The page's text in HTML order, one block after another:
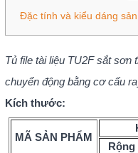
Đặc tính và kiểu dáng
Tủ file tài liệu TU2F sắt sơn
chuyển động bằng cơ cấu
Kích thước:
MÃ SẢN PHẨM
Rộng